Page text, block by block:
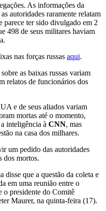
As informações da
autoridades raramente relatam
parece ter sido divulgado em 2
498 de seus militares haviam
nas forças russas aqui.
sobre as baixas russas variam
relatos de funcionários dos
e de seus aliados variam
mortas até o momento,
inteligência à CNN, mas
na casa dos milhares.
um pedido das autoridades
dos mortos.
que a questão da coleta e
em uma reunião entre o
presidente do Comitê
Maurer, na quinta-feira (17).